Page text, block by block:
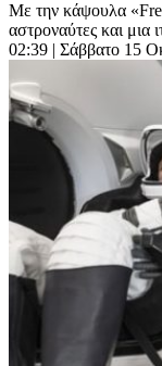
Με την κάψουλα
αστροναύτες και μια
02:39 | Σάββατο 15